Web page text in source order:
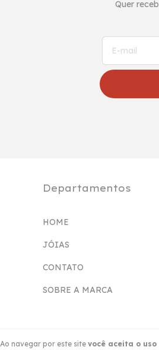
Ao navegar por este site você aceita o uso
Quer
Departamentos
HOME
JÓIAS
CONTATO
SOBRE A MARCA